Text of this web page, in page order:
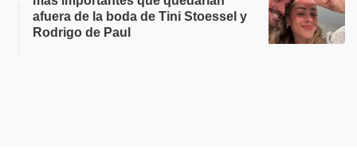
afuera de la boda de Tini Stoessel y
Rodrigo de Paul